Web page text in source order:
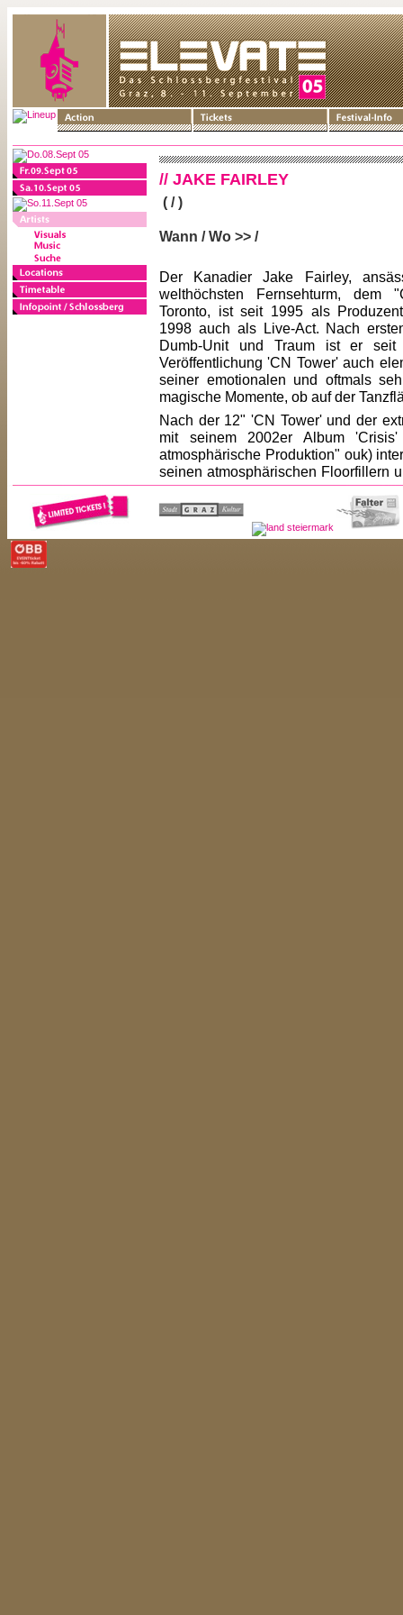
// JAKE FAIRLEY
( / )
Wann / Wo >> /
Der Kanadier Jake Fairley,
welthöchsten Fernsehturm, dem
Toronto, ist seit 1995 als
1998 auch als Live-Act. Nach
Dumb-Unit und Traum ist er seit
Veröffentlichung 'CN Tower' auch
seiner emotionalen und oftmals
magische Momente, ob auf der
Nach der 12" 'CN Tower' und der
mit seinem 2002er Album
atmosphärische Produktion" ouk)
seinen atmosphärischen Floorfillern
hat er seine bisher
Veröffentlichung auf Sender 'Cold
ihre Kreise durch die Clubs
Down The Road' setzen die Reihe